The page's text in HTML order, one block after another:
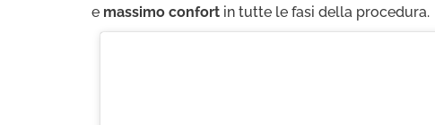
e massimo confort in tutte le fasi della procedura.